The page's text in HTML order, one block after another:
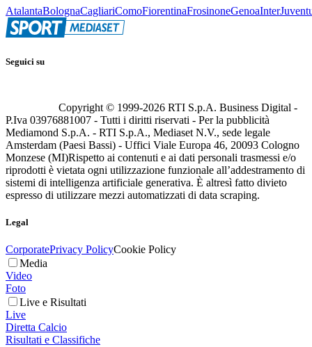
AtalantaBolognaCagliariComoFiorentinaFrosinoneGenoaInter
Seguici su
Copyright © 1999-2026 RTI S.p.A. Business Digital -
P.Iva 03976881007 - Tutti i diritti riservati - Per la pubblicità
Mediamond S.p.A. - RTI S.p.A., Mediaset N.V., sede legale
Amsterdam (Paesi Bassi) - Uffici Viale Europa 46, 20093 Cologno
Monzese (MI)Rispetto ai contenuti e ai dati personali trasmessi e/o
riprodotti è vietata ogni utilizzazione funzionale all’addestramento di
sistemi di intelligenza artificiale generativa. È altresì fatto divieto
espresso di utilizzare mezzi automatizzati di data scraping.
Legal
CorporatePrivacy PolicyCookie Policy
Media
Video
Foto
Live e Risultati
Live
Diretta Calcio
Risultati e Classifiche